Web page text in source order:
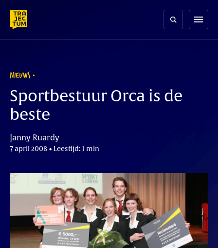
content
menu
NIEUWS
Sportbestuur Orca is de
beste
Janny Ruardy
7 april 2008 • Leestijd: 1 min